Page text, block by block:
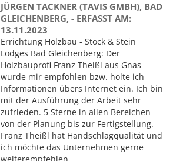
JÜRGEN TACKNER (TAVIS GMBH), BAD
GLEICHENBERG, - ERFASST AM:
13.11.2023
Errichtung Holzbau - Stock & Stein
Lodges Bad Gleichenberg: Der
Holzbauprofi Franz Theißl aus Gnas
wurde mir empfohlen bzw. holte ich
Informationen übers Internet ein. Ich bin
mit der Ausführung der Arbeit sehr
zufrieden. 5 Sterne in allen Bereichen
von der Planung bis zur Fertigstellung.
Franz Theißl hat Handschlagqualität und
ich möchte das Unternehmen gerne